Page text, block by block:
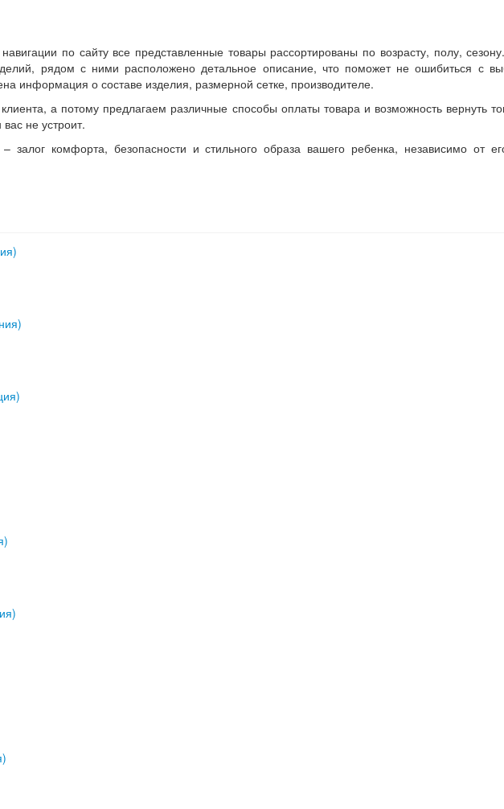
по сайту все представленные товары рассортированы по возрасту, полу,
рядом с ними расположено детальное описание, что поможет не ошибиться с
информация о составе изделия, размерной сетке, производителе.
а потому предлагаем различные способы оплаты товара и возможность вернуть
не устроит.
залог комфорта, безопасности и стильного образа вашего ребенка, независимо от